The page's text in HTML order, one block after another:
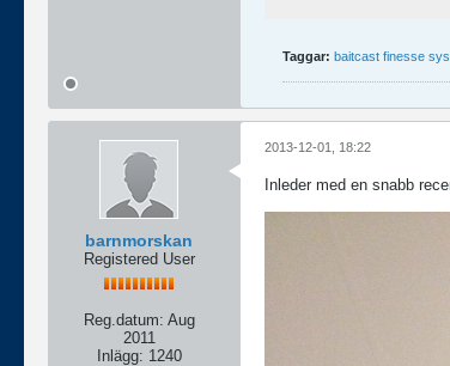
Taggar: baitcast finesse
barnmorskan
Registered User
Reg.datum: Aug
2011
Inlägg: 1240
2013-12-01, 18:22
Inleder med en snabb